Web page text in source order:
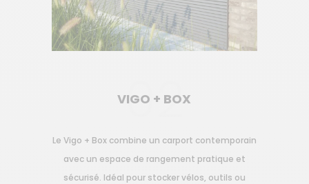
02
VIGO + BOX
Le Vigo + Box combine un carport contemporain
avec un espace de rangement pratique et
sécurisé. Idéal pour stocker vélos, outils ou